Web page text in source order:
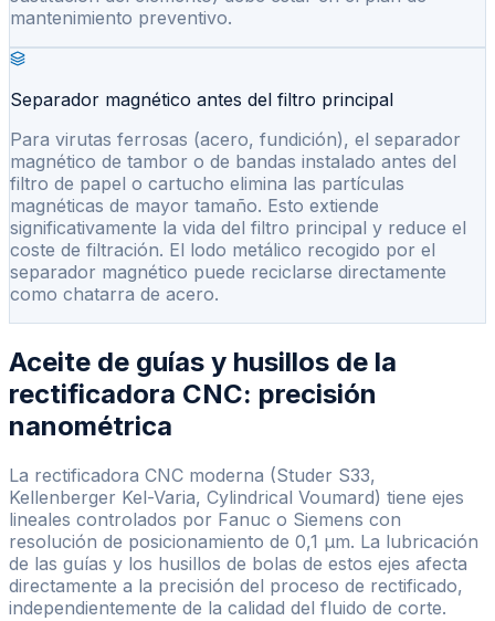
mantenimiento preventivo.
Separador magnético antes del filtro principal
Para virutas ferrosas (acero, fundición), el separador
magnético de tambor o de bandas instalado antes del
filtro de papel o cartucho elimina las partículas
magnéticas de mayor tamaño. Esto extiende
significativamente la vida del filtro principal y reduce el
coste de filtración. El lodo metálico recogido por el
separador magnético puede reciclarse directamente
como chatarra de acero.
Aceite de guías y husillos de la
rectificadora CNC: precisión
nanométrica
La rectificadora CNC moderna (Studer S33,
Kellenberger Kel-Varia, Cylindrical Voumard) tiene ejes
lineales controlados por Fanuc o Siemens con
resolución de posicionamiento de 0,1 µm. La lubricación
de las guías y los husillos de bolas de estos ejes afecta
directamente a la precisión del proceso de rectificado,
independientemente de la calidad del fluido de corte.